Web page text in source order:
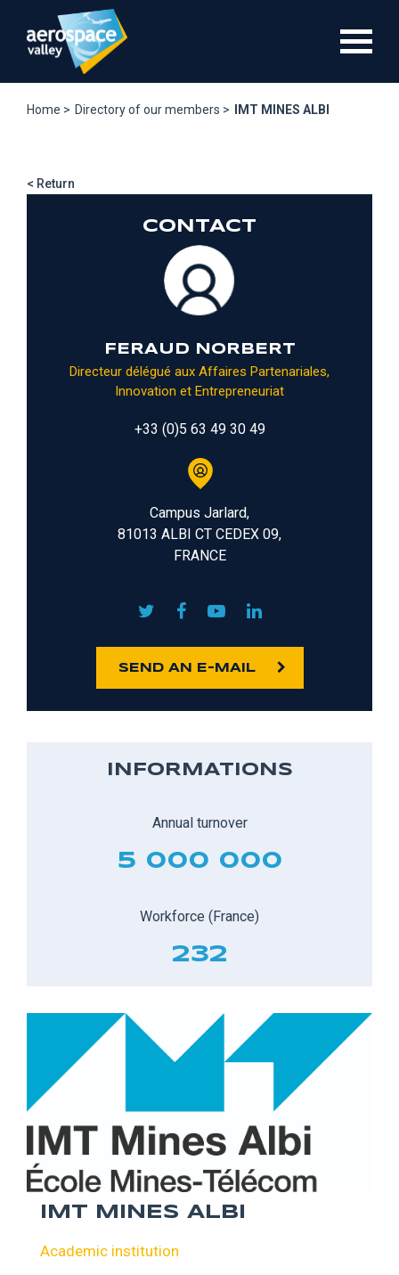
main
Home > Directory of our members > IMT MINES ALBI
< Return
CONTACT
FERAUD NORBERT
Directeur délégué aux Affaires Partenariales,
Innovation et Entrepreneuriat
+33 (0)5 63 49 30 49
Campus Jarlard,
81013 ALBI CT CEDEX 09,
FRANCE
SEND AN E-MAIL
INFORMATIONS
Annual turnover
5 000 000
Workforce (France)
232
IMT MINES ALBI
Academic institution